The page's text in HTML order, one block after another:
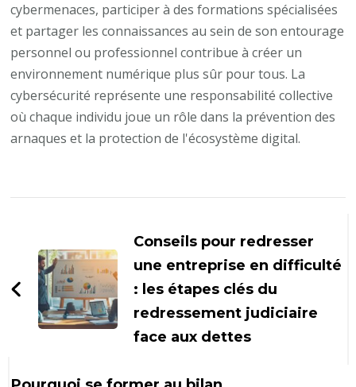
cybermenaces, participer à des formations spécialisées
et partager les connaissances au sein de son entourage
personnel ou professionnel contribue à créer un
environnement numérique plus sûr pour tous. La
cybersécurité représente une responsabilité collective
où chaque individu joue un rôle dans la prévention des
arnaques et la protection de l'écosystème digital.
d'article
Conseils pour redresser
une entreprise en difficulté
: les étapes clés du
redressement judiciaire
face aux dettes